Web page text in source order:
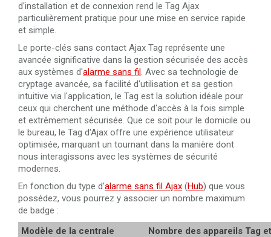
d'installation et de connexion rend le Tag Ajax
particulièrement pratique pour une mise en service rapide
et simple.
Le porte-clés sans contact Ajax Tag représente une
avancée significative dans la gestion sécurisée des accès
aux systèmes d'alarme sans fil. Avec sa technologie de
cryptage avancée, sa facilité d'utilisation et sa gestion
intuitive via l'application, le Tag est la solution idéale pour
ceux qui cherchent une méthode d'accès à la fois simple
et extrêmement sécurisée. Que ce soit pour le domicile ou
le bureau, le Tag d'Ajax offre une expérience utilisateur
optimisée, marquant un tournant dans la manière dont
nous interagissons avec les systèmes de sécurité
modernes.
En fonction du type d'alarme sans fil Ajax (Hub) que vous
possédez, vous pourrez y associer un nombre maximum
de badge :
Modèle de la centrale
Nombre des appareils Tag